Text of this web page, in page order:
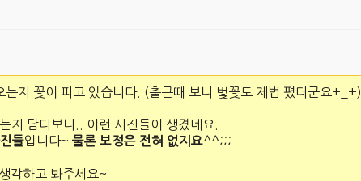
지 꽃이 피고 있습니다. (출근때 보니 벛꽃도 제법 폈더군요+_+)
담다보니.. 이런 사진들이 생겼네요.
들입니다~ 물론 보정은 전혀 없지요^^;;;
각하고 봐주세요~